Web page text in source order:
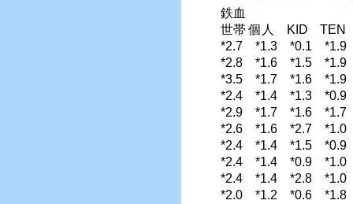
鉄血
世帯 個人
*2.7 *1.3 *0.1
*2.8 *1.6 *1.5
*3.5 *1.7 *1.6
*2.4 *1.4 *1.3
*2.9 *1.7 *1.6
*2.6 *1.6 *2.7
*2.4 *1.4 *1.5
*2.4 *1.4 *0.9
*2.4 *1.4 *2.8
*2.0 *1.2 *0.6